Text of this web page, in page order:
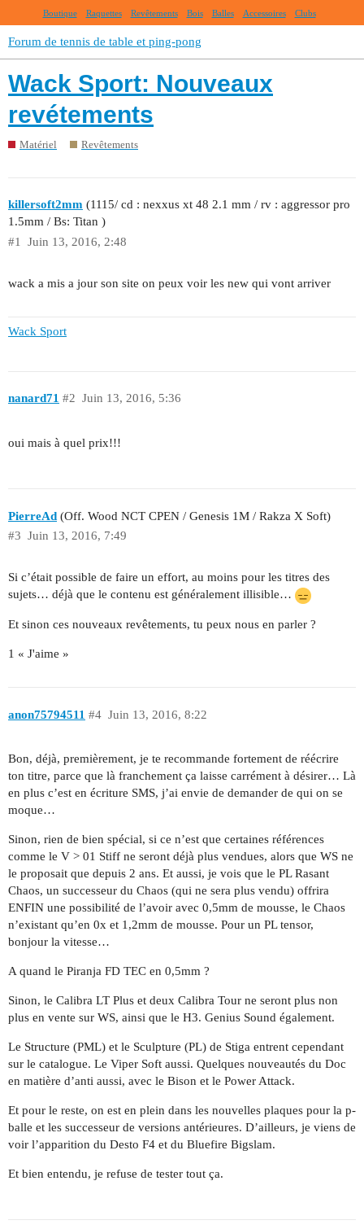
Boutique Raquettes Revêtements Bois Balles Accessoires Clubs
Forum de tennis de table et ping-pong
Wack Sport: Nouveaux
revétements
Matériel Revêtements
killersoft2mm (1115/ cd : nexxus xt 48 2.1 mm / rv : aggressor pro
1.5mm / Bs: Titan )
Juin 13, 2016, 2:48
#1
wack a mis a jour son site on peux voir les new qui vont arriver
Wack Sport
nanard71 Juin 13, 2016, 5:36
#2
oui mais à quel prix!!!
PierreAd (Off. Wood NCT CPEN / Genesis 1M / Rakza X Soft)
Juin 13, 2016, 7:49
#3
Si c’était possible de faire un effort, au moins pour les titres des
sujets… déjà que le contenu est généralement illisible…
Et sinon ces nouveaux revêtements, tu peux nous en parler ?
1 « J'aime »
anon75794511 Juin 13, 2016, 8:22
#4
Bon, déjà, premièrement, je te recommande fortement de réécrire
ton titre, parce que là franchement ça laisse carrément à désirer… Là
en plus c’est en écriture SMS, j’ai envie de demander de qui on se
moque…
Sinon, rien de bien spécial, si ce n’est que certaines références
comme le V > 01 Stiff ne seront déjà plus vendues, alors que WS ne
le proposait que depuis 2 ans. Et aussi, je vois que le PL Rasant
Chaos, un successeur du Chaos (qui ne sera plus vendu) offrira
ENFIN une possibilité de l’avoir avec 0,5mm de mousse, le Chaos
n’existant qu’en 0x et 1,2mm de mousse. Pour un PL tensor,
bonjour la vitesse…
A quand le Piranja FD TEC en 0,5mm ?
Sinon, le Calibra LT Plus et deux Calibra Tour ne seront plus non
plus en vente sur WS, ainsi que le H3. Genius Sound également.
Le Structure (PML) et le Sculpture (PL) de Stiga entrent cependant
sur le catalogue. Le Viper Soft aussi. Quelques nouveautés du Doc
en matière d’anti aussi, avec le Bison et le Power Attack.
Et pour le reste, on est en plein dans les nouvelles plaques pour la p-
balle et les successeur de versions antérieures. D’ailleurs, je viens de
voir l’apparition du Desto F4 et du Bluefire Bigslam.
Et bien entendu, je refuse de tester tout ça.